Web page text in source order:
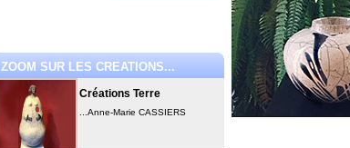
ZOOM SUR LES CREATIONS...
Créations Terre
...Anne-Marie CASSIERS